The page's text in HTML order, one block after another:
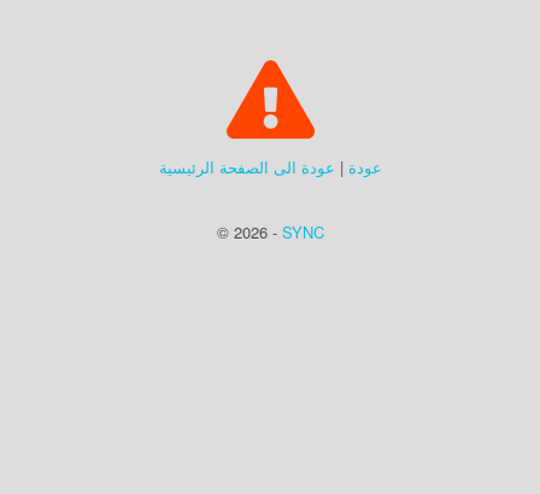
عودة | عودة الى الصفحة الرئيسية
© 2026 - SYNC